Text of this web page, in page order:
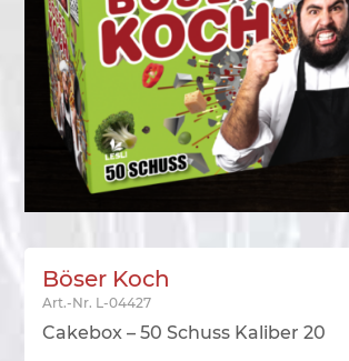
Böser Koch
Art.-Nr. L-04427
Cakebox – 50 Schuss Kaliber 20